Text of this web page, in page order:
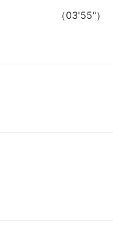
（03'55"）